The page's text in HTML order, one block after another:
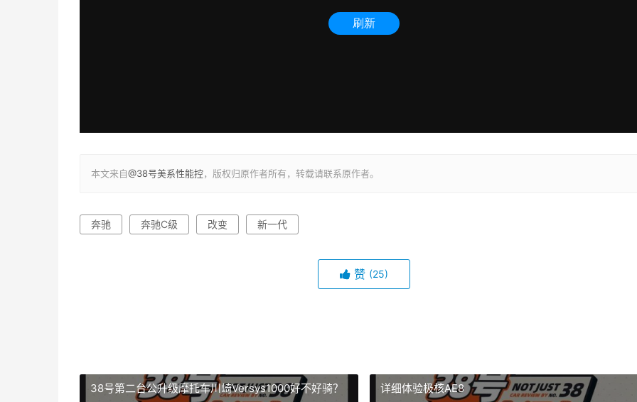
本文来自@38号美系性能控，版权归原作者所有，转载请联系原作者。
奔驰 奔驰C级 改变 新一代
赞 (25)
38号第二台公升级摩托车川崎Versys1000好不好骑？ 详细体验极核AE8